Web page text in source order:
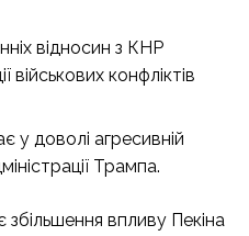
відносин з КНР
військових конфліктів
у доволі агресивній
Трампа.
збільшення впливу Пекіна